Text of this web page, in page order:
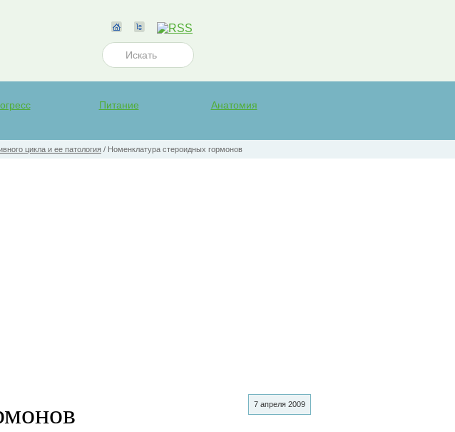
Питание Анатомия
цикла и ее патология / Номенклатура стероидных гормонов
7 апреля 2009